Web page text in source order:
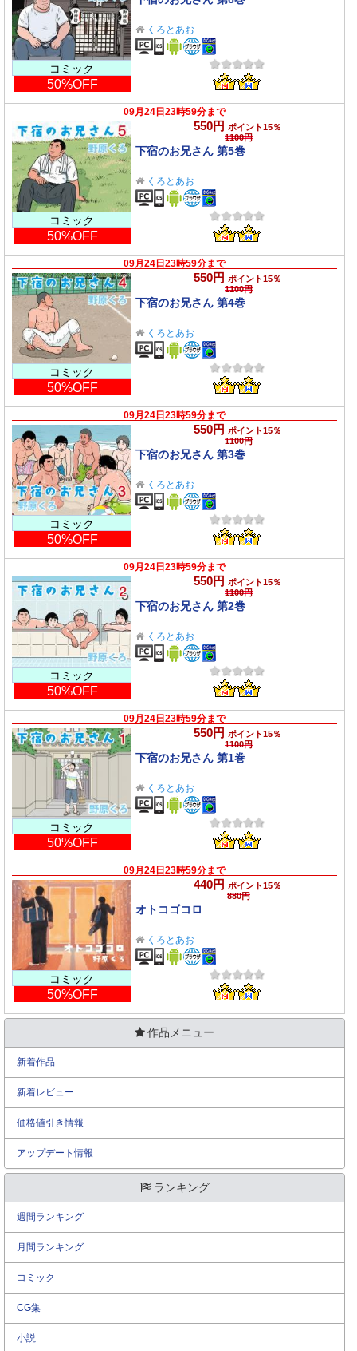
コミック
50%OFF
くろとあお
09月24日23時59分まで
コミック
50%OFF
550円 ポイント15％
1100円
下宿のお兄さん 第5巻
くろとあお
09月24日23時59分まで
コミック
50%OFF
550円 ポイント15％
1100円
下宿のお兄さん 第4巻
くろとあお
09月24日23時59分まで
コミック
50%OFF
550円 ポイント15％
1100円
下宿のお兄さん 第3巻
くろとあお
09月24日23時59分まで
コミック
50%OFF
550円 ポイント15％
1100円
下宿のお兄さん 第2巻
くろとあお
09月24日23時59分まで
コミック
50%OFF
550円 ポイント15％
1100円
下宿のお兄さん 第1巻
くろとあお
09月24日23時59分まで
コミック
50%OFF
440円 ポイント15％
880円
オトコゴコロ
くろとあお
作品メニュー
新着作品
新着レビュー
価格値引き情報
アップデート情報
ランキング
週間ランキング
月間ランキング
コミック
CG集
小説